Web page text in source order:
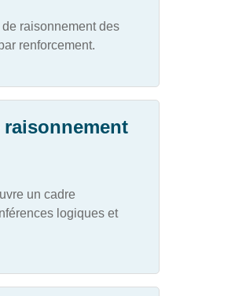
raisonnement des
renforcement.
un cadre
logiques et